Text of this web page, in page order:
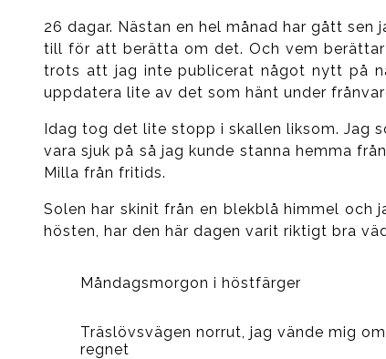
26 dagar. Nästan en hel månad har gått
till för att berätta om det. Och vem berättar
trots att jag inte publicerat något nytt på
uppdatera lite av det som hänt under
Idag tog det lite stopp i skallen liksom. Jag
vara sjuk på så jag kunde stanna hemma
Milla från fritids.
Solen har skinit från en blekblå himmel och
hösten, har den här dagen varit riktigt bra
Måndagsmorgon i höstfärger
Träslövsvägen norrut, jag vände mig
regnet